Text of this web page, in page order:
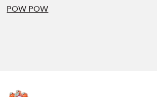
POW POW